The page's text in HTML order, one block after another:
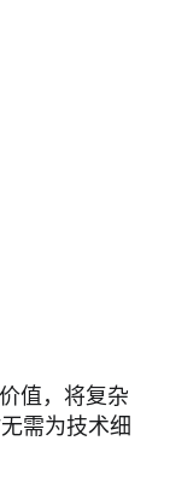
值，将复杂
需为技术细